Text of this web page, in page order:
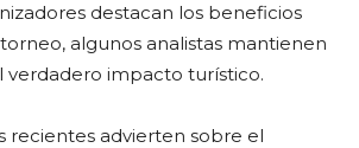
destacan los beneficios
algunos analistas mantienen
verdadero impacto turístico.
recientes advierten sobre el